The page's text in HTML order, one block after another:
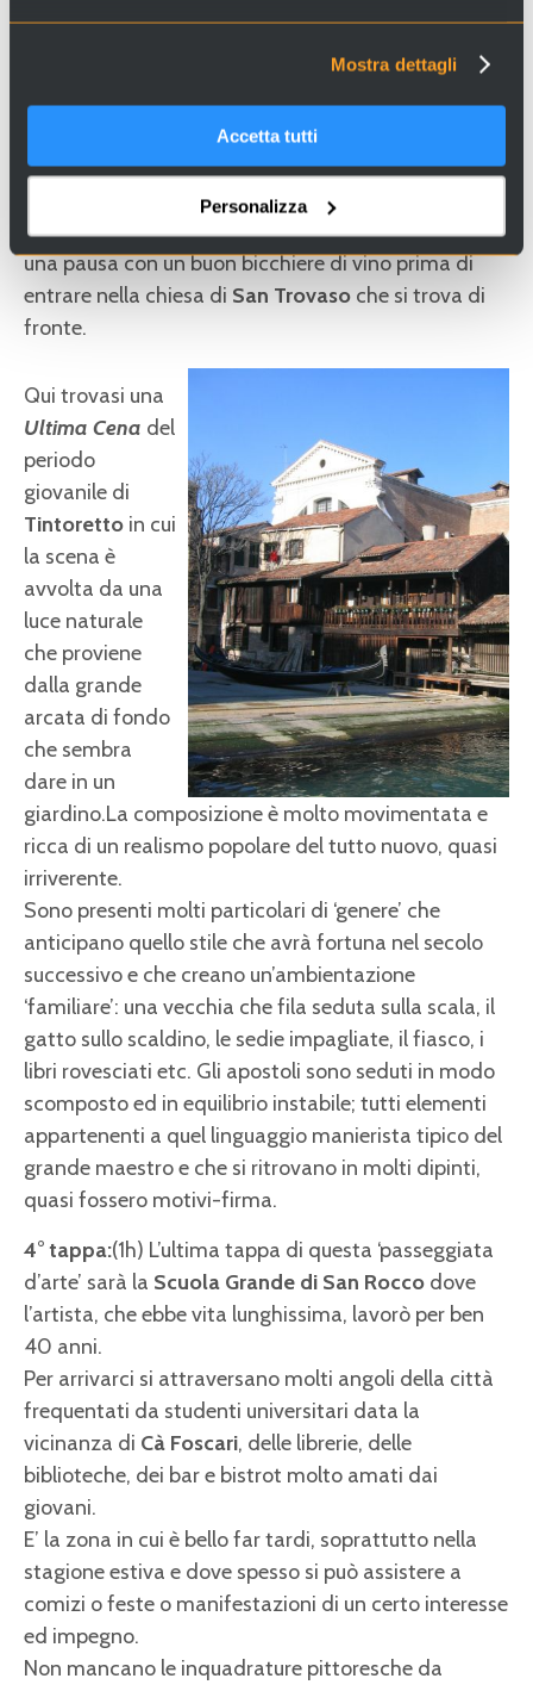
Mostra dettagli
Accetta tutti
Personalizza
squero, l'unico rimasto a
Venezia, dove ancora si costruiscono e si riparano le
, specialissime imbarcazioni realizzate da
maestri d’ascia secondo le tecniche più antiche.
Poco più avanti, la famosaenoteca
fornita di ‘cicheti’ tipicamente veneziani invita ad
una pausa con un buon bicchiere di vino prima di
entrare nella chiesa di San Trovaso che si trova di
fronte.
Qui trovasi una
Ultima Cena del
periodo
giovanile di
Tintoretto in cui
la scena è
avvolta da una
luce naturale
che proviene
dalla grande
arcata di fondo
che sembra
dare in un
giardino.La composizione è molto movimentata e
ricca di un realismo popolare del tutto nuovo, quasi
irriverente.
Sono presenti molti particolari di ‘genere’ che
anticipano quello stile che avrà fortuna nel secolo
successivo e che creano un’ambientazione
‘familiare’: una vecchia che fila seduta sulla scala, il
gatto sullo scaldino, le sedie impagliate, il fiasco, i
libri rovesciati etc. Gli apostoli sono seduti in modo
scomposto ed in equilibrio instabile; tutti elementi
appartenenti a quel linguaggio manierista tipico del
grande maestro e che si ritrovano in molti dipinti,
quasi fossero motivi-firma.
4° tappa:(1h) L’ultima tappa di questa ‘passeggiata
d’arte’ sarà la Scuola Grande di San Rocco dove
l’artista, che ebbe vita lunghissima, lavorò per ben
40 anni.
Per arrivarci si attraversano molti angoli della città
frequentati da studenti universitari data la
vicinanza di Cà Foscari, delle librerie, delle
biblioteche, dei bar e bistrot molto amati dai
giovani.
E’ la zona in cui è bello far tardi, soprattutto nella
stagione estiva e dove spesso si può assistere a
comizi o feste o manifestazioni di un certo interesse
ed impegno.
Non mancano le inquadrature pittoresche da